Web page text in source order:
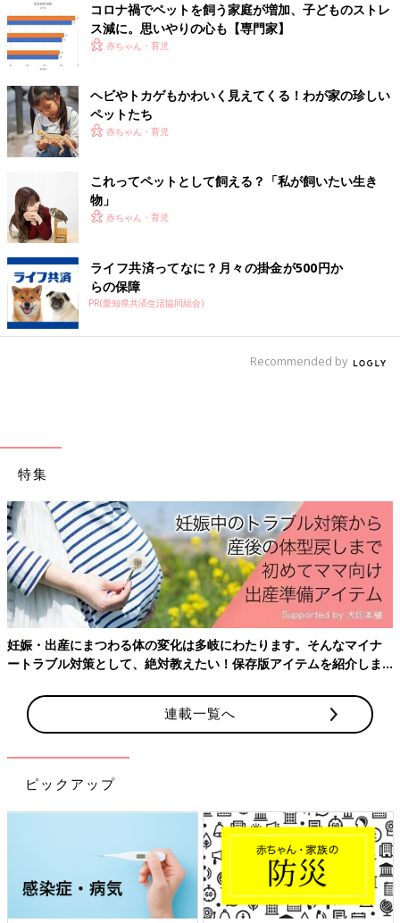
うちを作ってあげたり…。ルナを通して思いやりの心を学んでい
る姿を嬉しく思っています。悲しい時はルナに話を聞いてもら
い、ルナもじっと寄り添って慰めていたりと心が通じ合っている
ようです。」
命を育てる責任感が生まれました
までひと通り責任をもってやっています。ただ可愛いだけでな
く、お世話する大変さ、生き物を育てることの大変さも感じてい
る力など、将来に活かされるのではないかなと感じています。感
受性が豊かな時期に犬と家族になれたこと、本当に良かったと思
っています」
子どもの成長に大切な「自己肯定感」にも
かんぴくん（14才）、うなちゃん（13才／ともにウェルシュ・コーギー・ペンブ
ローク）、いとちゃん（５才）
コロナ禍でペットを飼う家庭が増加、子どものストレ
ス減に。思いやりの心も【専門家】
赤ちゃん・育児
ヘビやトカゲもかわいく見えてくる！わが家の珍しい
ペットたち
赤ちゃん・育児
これってペットとして飼える？「私が飼いたい生き
物」
赤ちゃん・育児
ライフ共済ってなに？月々の掛金が500円か
らの保障
PR(愛知県共済生活協同組合)
Recommended by
特集
妊娠・出産にまつわる体の変化は多岐にわたります。そんなマイナ
ートラブル対策として、絶対教えたい！保存版アイテムを紹介しま
連載一覧へ
ピックアップ